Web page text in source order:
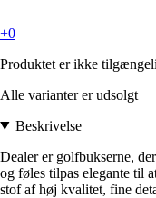
+0
Produktet er ikke
Alle varianter er udsolgt
Beskrivelse
Dealer er golfbukserne,
og føles tilpas elegante til
stof af høj kvalitet, fine